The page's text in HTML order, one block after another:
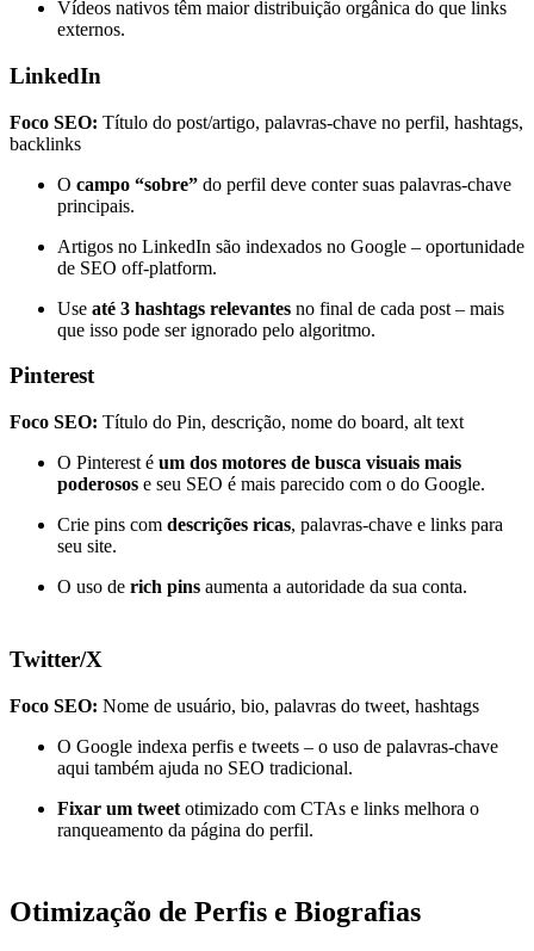
Vídeos nativos têm maior distribuição orgânica do que links
externos.
LinkedIn
Foco SEO: Título do post/artigo, palavras-chave no perfil, hashtags,
backlinks
O campo “sobre” do perfil deve conter suas palavras-chave
principais.
Artigos no LinkedIn são indexados no Google – oportunidade
de SEO off-platform.
Use até 3 hashtags relevantes no final de cada post – mais
que isso pode ser ignorado pelo algoritmo.
Pinterest
Foco SEO: Título do Pin, descrição, nome do board, alt text
O Pinterest é um dos motores de busca visuais mais
poderosos e seu SEO é mais parecido com o do Google.
Crie pins com descrições ricas, palavras-chave e links para
seu site.
O uso de rich pins aumenta a autoridade da sua conta.
Twitter/X
Foco SEO: Nome de usuário, bio, palavras do tweet, hashtags
O Google indexa perfis e tweets – o uso de palavras-chave
aqui também ajuda no SEO tradicional.
Fixar um tweet otimizado com CTAs e links melhora o
ranqueamento da página do perfil.
Otimização de Perfis e Biografias